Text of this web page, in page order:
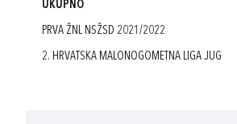
UKUPNO
PRVA ŽNL NSŽSD 2021/2022
2. HRVATSKA MALONOGOMETNA LIGA JUG